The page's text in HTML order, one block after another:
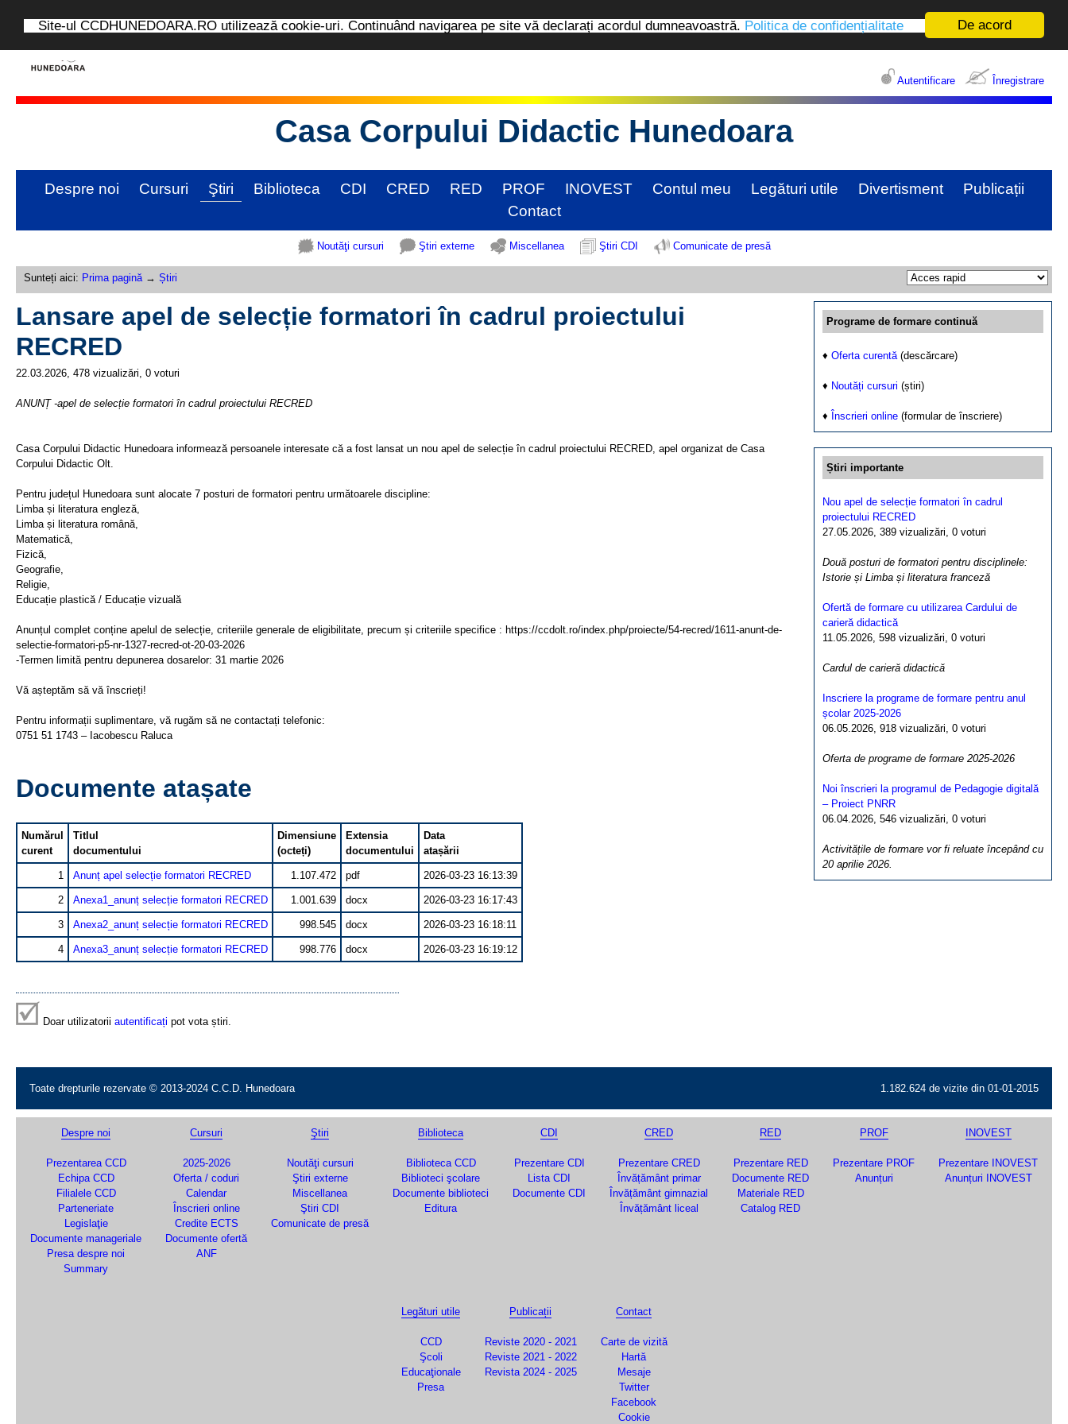
De acord
Site-ul CCDHUNEDOARA.RO utilizează cookie-uri. Continuând navigarea pe site vă declarați acordul dumneavoastră. Politica de confidențialitate
Autentificare Înregistrare
Casa Corpului Didactic Hunedoara
Despre noi Cursuri Ştiri Biblioteca CDI CRED RED PROF INOVEST Contul meu Legături utile Divertisment
Publicații
Contact
Noutăţi cursuri Ştiri externe Miscellanea Ştiri CDI Comunicate de presă
Sunteți aici: Prima pagină→ Știri
Programe de formare continuă
♦ Oferta curentă(descărcare)
♦ Noutăți cursuri (știri)
♦ Înscrieri online (formular de înscriere)
Știri importante
Nou apel de selecție formatori în cadrul
proiectului RECRED
27.05.2026, 389 vizualizări, 0 voturi
Două posturi de formatori pentru disciplinele:
Istorie și Limba și literatura franceză
Ofertă de formare cu utilizarea Cardului de
carieră didactică
11.05.2026, 598 vizualizări, 0 voturi
Cardul de carieră didactică
Inscriere la programe de formare pentru anul
școlar 2025-2026
06.05.2026, 918 vizualizări, 0 voturi
Oferta de programe de formare 2025-2026
Noi înscrieri la programul de Pedagogie digitală
– Proiect PNRR
06.04.2026, 546 vizualizări, 0 voturi
Activitățile de formare vor fi reluate începând cu
20 aprilie 2026.
Lansare apel de selecție formatori în cadrul proiectului
RECRED
22.03.2026, 478 vizualizări, 0 voturi
ANUNȚ -apel de selecție formatori în cadrul proiectului RECRED
Casa Corpului Didactic Hunedoara informează persoanele interesate că a fost lansat un nou apel de selecție în cadrul proiectului RECRED, apel organizat de Casa
Corpului Didactic Olt.
Pentru județul Hunedoara sunt alocate 7 posturi de formatori pentru următoarele discipline:
Limba și literatura engleză,
Limba și literatura română,
Matematică,
Fizică,
Geografie,
Religie,
Educație plastică / Educație vizuală
Anunțul complet conține apelul de selecție, criteriile generale de eligibilitate, precum și criteriile specifice : https://ccdolt.ro/index.php/proiecte/54-recred/1611-anunt-de-
selectie-formatori-p5-nr-1327-recred-ot-20-03-2026
-Termen limită pentru depunerea dosarelor: 31 martie 2026
Vă așteptăm să vă înscrieți!
Pentru informații suplimentare, vă rugăm să ne contactați telefonic:
0751 51 1743 – Iacobescu Raluca
Documente atașate
Numărul
curent
Titlul
documentului
Dimensiune
(octeți)
Extensia
documentului
Data
atașării
1 Anunț apel selecție formatori RECRED 1.107.472 pdf 2026-03-23 16:13:39
2 Anexa1_anunț selecție formatori RECRED 1.001.639 docx 2026-03-23 16:17:43
3 Anexa2_anunț selecție formatori RECRED 998.545 docx 2026-03-23 16:18:11
4 Anexa3_anunț selecție formatori RECRED 998.776 docx 2026-03-23 16:19:12
Doar utilizatorii autentificați pot vota știri.
Toate drepturile rezervate © 2013-2024 C.C.D. Hunedoara 1.182.624 de vizite din 01-01-2015
Despre noi
Prezentarea CCD
Echipa CCD
Filialele CCD
Parteneriate
Legislaţie
Documente manageriale
Presa despre noi
Summary
Cursuri
2025-2026
Oferta / coduri
Calendar
Înscrieri online
Credite ECTS
Documente ofertă
ANF
Ştiri
Noutăţi cursuri
Ştiri externe
Miscellanea
Ştiri CDI
Comunicate de presă
Biblioteca
Biblioteca CCD
Biblioteci şcolare
Documente biblioteci
Editura
CDI
Prezentare CDI
Lista CDI
Documente CDI
CRED
Prezentare CRED
Învățământ primar
Învățământ gimnazial
Învățământ liceal
RED
Prezentare RED
Documente RED
Materiale RED
Catalog RED
PROF
Prezentare PROF
Anunțuri
INOVEST
Prezentare INOVEST
Anunțuri INOVEST
Legături utile
CCD
Şcoli
Educaţionale
Presa
Publicații
Reviste 2020 - 2021
Reviste 2021 - 2022
Revista 2024 - 2025
Contact
Carte de vizită
Hartă
Mesaje
Twitter
Facebook
Cookie